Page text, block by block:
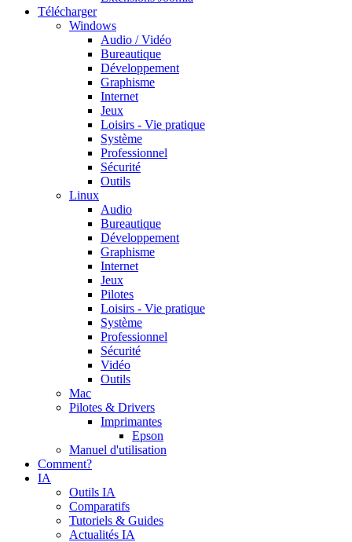
Télécharger
Windows
Audio / Vidéo
Bureautique
Développement
Graphisme
Internet
Jeux
Loisirs - Vie pratique
Système
Professionnel
Sécurité
Outils
Linux
Audio
Bureautique
Développement
Graphisme
Internet
Jeux
Pilotes
Loisirs - Vie pratique
Système
Professionnel
Sécurité
Vidéo
Outils
Mac
Pilotes & Drivers
Imprimantes
Epson
Manuel d'utilisation
Comment?
IA
Outils IA
Comparatifs
Tutoriels & Guides
Actualités IA